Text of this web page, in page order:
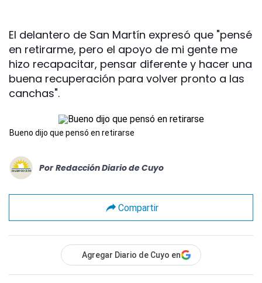
El delantero de San Martín expresó que "pensé
en retirarme, pero el apoyo de mi gente me
hizo recapacitar, pensar diferente y hacer una
buena recuperación para volver pronto a las
canchas".
Bueno dijo que pensó en retirarse
Por Redacción Diario de Cuyo
Compartir
Agregar Diario de Cuyo en